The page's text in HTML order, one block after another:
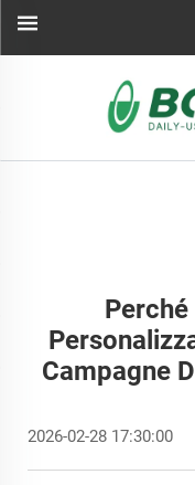
Perché
Campagne
2026-02-28 17:30:00